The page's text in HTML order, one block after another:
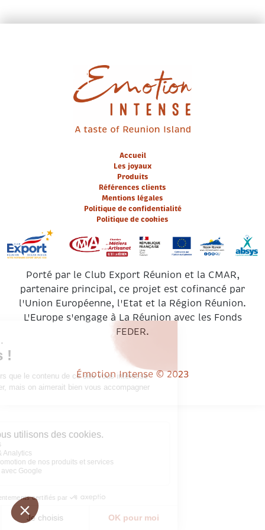
Accueil
Les joyaux
Produits
Références clients
Mentions légales
Politique de confidentialité
Politique de cookies
Porté par le Club Export Réunion et la CMAR,
partenaire principal, ce projet est cofinancé par
l'Union Européenne, l'Etat et la Région Réunion.
L'Europe s'engage à La Réunion avec les Fonds
FEDER.
Émotion Intense © 2023